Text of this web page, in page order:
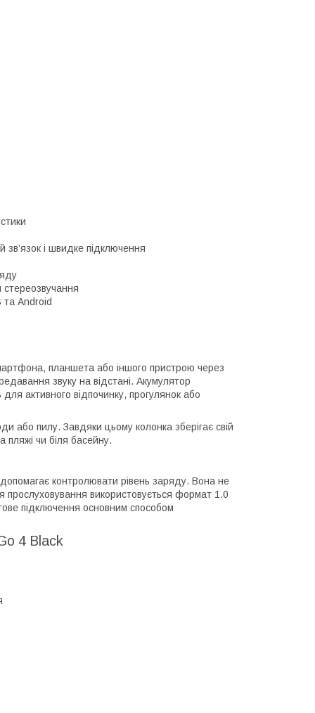
зв’язок і швидке підключення
стереозвучання
та Android
планшета або іншого пристрою через
звуку на відстані. Акумулятор
активного відпочинку, прогулянок або
або пилу. Завдяки цьому колонка зберігає свій
пляжі чи біля басейну.
контролювати рівень заряду. Вона не
прослуховування використовується формат 1.0
підключення основним способом
4 Black